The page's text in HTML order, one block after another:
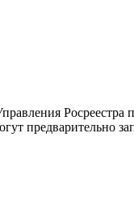
предварительно